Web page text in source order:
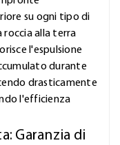
su ogni tipo di
roccia alla terra
l'espulsione
durante
drasticamente
l'efficienza
Garanzia di